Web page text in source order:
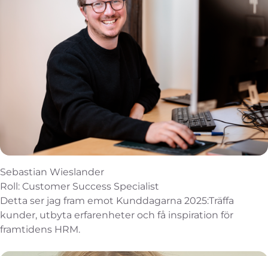
Sebastian Wieslander
Roll: Customer Success Specialist
Detta ser jag fram emot Kunddagarna 2025:Träffa
kunder, utbyta erfarenheter och få inspiration för
framtidens HRM.